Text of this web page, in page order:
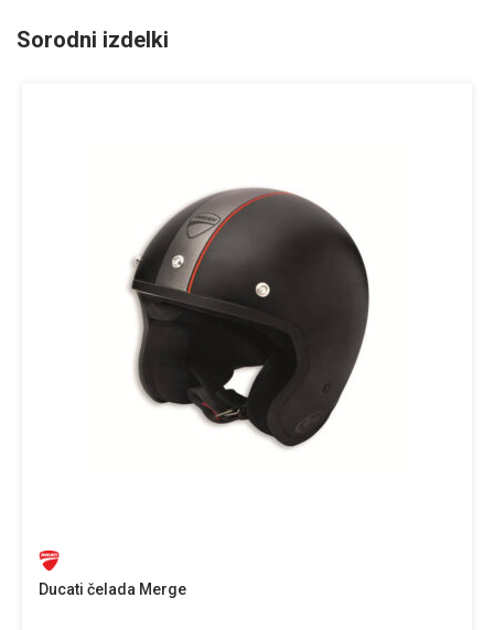
Sorodni izdelki
Ducati čelada Merge